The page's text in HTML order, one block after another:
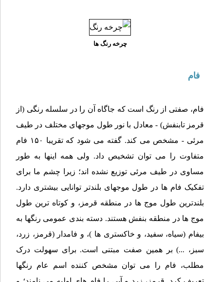
چرخه رنگ ها
فام
فام، صفتی از رنگ است که جاگاه آن را در سلسله رنگی (از
قرمز تابنفش) - معادل با نور طول موجهای مختلف در طیف
مرئی - مشخص می کند. گفته می شود که تقریبا ۱۵۰ فام
متفاوت را می توان تشخیص داد. ولی همه اینها به طور
مساوی در طیف مرئی توزیع نشده اند؛ زیرا چشم ما برای
تفکیک فام ها در طول موجهای بلندتر توانایی بیشتری دارد.
بلندترین طول موج ها در منطقه قرمز، و کوتاه ترین طول
موج ها در منطقه بنفش هستند. دسته بندی عمومی رنگها به
بیفام (سیاه، سفید، و خاکستری ها )، و فامدار (قرمز، زرد،
سبز، ...) بر همین صفت مبتنی است. برای سهولت درک
مطلب، فام را می توان مشخص کننده اسم عام رنگها